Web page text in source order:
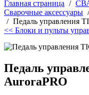
Главная страница /
Сварочные аксессуары /
/ Педаль управления
<< Блоки и пульты
Педаль
AuroraPRO